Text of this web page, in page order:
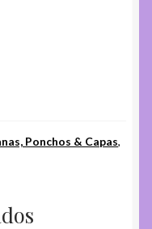
Ponchos & Capas,